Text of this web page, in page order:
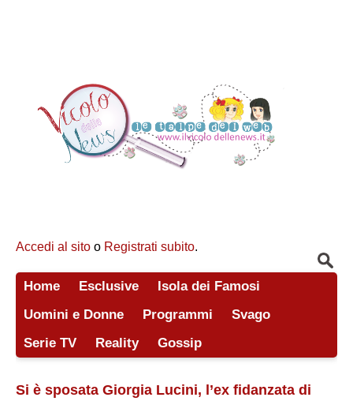
Accedi al sito o Registrati subito.
Home Esclusive
Isola dei Famosi
Uomini e Donne
Programmi
Svago
Serie TV
Reality Gossip
Si è sposata Giorgia Lucini, l’ex fidanzata di